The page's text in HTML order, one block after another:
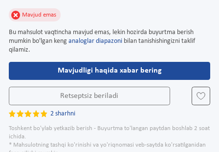
Mavjud emas
Bu mahsulot vaqtincha mavjud emas, lekin hozirda buyurtma berish
mumkin bo'lgan keng analoglar diapazoni bilan tanishishingizni taklif
qilamiz.
Mavjudligi haqida xabar bering
Retseptsiz beriladi
2 sharhni
Toshkent bo'ylab yetkazib berish - Buyurtma to'langan paytdan boshlab 2 soat
ichida.
* Mahsulotning tashqi ko'rinishi va yo'riqnomasi veb-saytda ko'rsatilganidan